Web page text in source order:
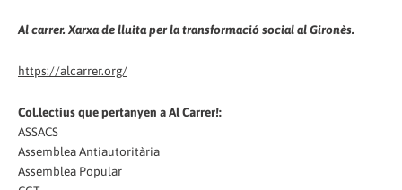
Al carrer. Xarxa de lluita per la transformació social al Gironès.
https://alcarrer.org/
Col.lectius que pertanyen a Al Carrer!:
ASSACS
Assemblea Antiautoritària
Assemblea Popular